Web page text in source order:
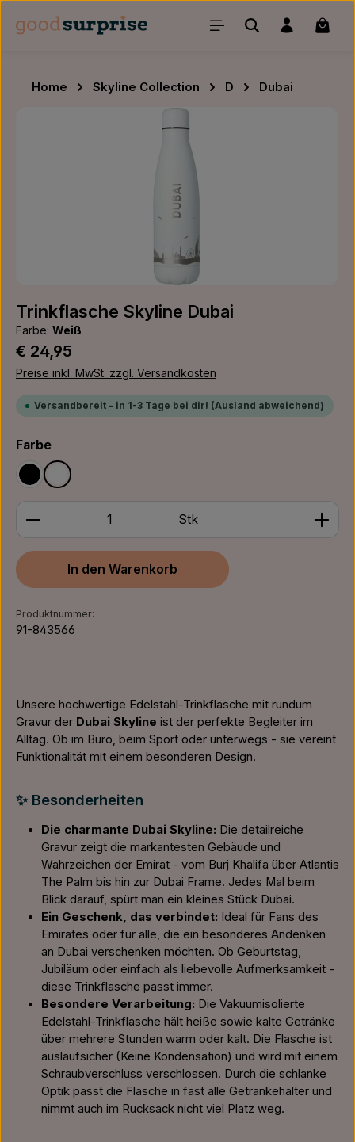
Zum Hauptinhalt springen
Home Skyline Collection D
Dubai
Trinkflasche Skyline Dubai
Farbe: Weiß
Regulärer Preis:
€ 24,95
Preise inkl. MwSt. zzgl. Versandkosten
Versandbereit - in 1-3 Tage bei dir! (Ausland abweichend)
Farbeauswählen
Schwarz
Weiß
Produkt Anzahl: Gib den gewünschten Wert ein
Stk
In den Warenkorb
Produktnummer:
91-843566
Unsere hochwertige Edelstahl-Trinkflasche mit rundum
Gravur der Dubai Skyline ist der perfekte Begleiter im
Alltag. Ob im Büro, beim Sport oder unterwegs - sie vereint
Funktionalität mit einem besonderen Design.
✨ Besonderheiten
Die charmante Dubai Skyline: Die detailreiche
Gravur zeigt die markantesten Gebäude und
Wahrzeichen der Emirat - vom Burj Khalifa über Atlantis
The Palm bis hin zur Dubai Frame. Jedes Mal beim
Blick darauf, spürt man ein kleines Stück Dubai.
Ein Geschenk, das verbindet: Ideal für Fans des
Emirates oder für alle, die ein besonderes Andenken
an Dubai verschenken möchten. Ob Geburtstag,
Jubiläum oder einfach als liebevolle Aufmerksamkeit -
diese Trinkflasche passt immer.
Besondere Verarbeitung: Die Vakuumisolierte
Edelstahl-Trinkflasche hält heiße sowie kalte Getränke
über mehrere Stunden warm oder kalt. Die Flasche ist
auslaufsicher (Keine Kondensation) und wird mit einem
Schraubverschluss verschlossen. Durch die schlanke
Optik passt die Flasche in fast alle Getränkehalter und
nimmt auch im Rucksack nicht viel Platz weg.